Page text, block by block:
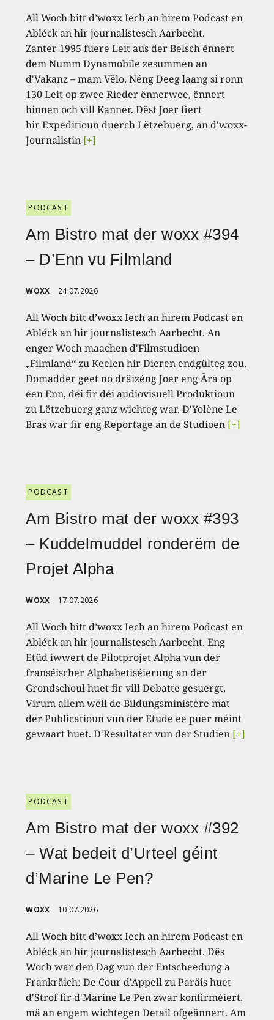
All Woch bitt d’woxx Iech an hirem Podcast en
Abléck an hir journalistesch Aarbecht.
Zanter 1995 fuere Leit aus der Belsch ënnert
dem Numm Dynamobile zesummen an
d'Vakanz – mam Vëlo. Néng Deeg laang si ronn
130 Leit op zwee Rieder ënnerwee, ënnert
hinnen och vill Kanner. Dëst Joer fiert
hir Expeditioun duerch Lëtzebuerg, an d'woxx-
Journalistin [+]
PODCAST
Am Bistro mat der woxx #394
– D’Enn vu Filmland
WOXX 24.07.2026
All Woch bitt d’woxx Iech an hirem Podcast en
Abléck an hir journalistesch Aarbecht. An
enger Woch maachen d'Filmstudioen
„Filmland“ zu Keelen hir Dieren endgülteg zou.
Domadder geet no dräizéng Joer eng Ära op
een Enn, déi fir déi audiovisuell Produktioun
zu Lëtzebuerg ganz wichteg war. D'Yolène Le
Bras war fir eng Reportage an de Studioen [+]
PODCAST
Am Bistro mat der woxx #393
– Kuddelmuddel ronderëm de
Projet Alpha
WOXX 17.07.2026
All Woch bitt d’woxx Iech an hirem Podcast en
Abléck an hir journalistesch Aarbecht. Eng
Etüd iwwert de Pilotprojet Alpha vun der
franséischer Alphabetiséierung an der
Grondschoul huet fir vill Debatte gesuergt.
Virum allem well de Bildungsministère mat
der Publicatioun vun der Etude ee puer méint
gewaart huet. D'Resultater vun der Studien [+]
PODCAST
Am Bistro mat der woxx #392
– Wat bedeit d’Urteel géint
d’Marine Le Pen?
WOXX 10.07.2026
All Woch bitt d’woxx Iech an hirem Podcast en
Abléck an hir journalistesch Aarbecht. Dës
Woch war den Dag vun der Entscheedung a
Frankräich: De Cour d'Appell zu Paräis huet
d'Strof fir d'Marine Le Pen zwar konfirméiert,
mä an engem wichtegen Detail ofgeännert. Am